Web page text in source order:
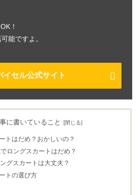
！
能ですよ。
イセル公式サイト
に書いていること
トはだめ？おかしいの？
ロングスカートはだめ？
グスカートは大丈夫？
トの選び方